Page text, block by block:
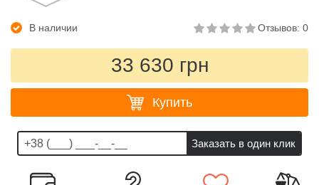
В наличии Отзывов: 0
33 630 грн
Купить